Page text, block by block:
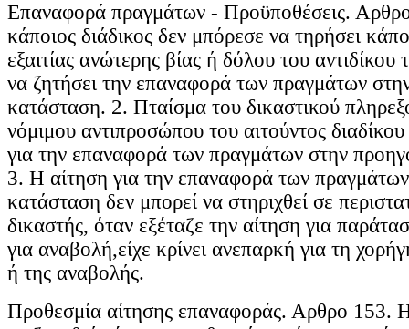
Επαναφορά πραγμάτων - Προϋποθέσεις.
κάποιος διάδικος δεν μπόρεσε να τηρήσει
εξαιτίας ανώτερης βίας ή δόλου του αντιδίκου
να ζητήσει την επαναφορά των πραγμάτων
κατάσταση. 2. Πταίσμα του δικαστικού
νόμιμου αντιπροσώπου του αιτούντος
για την επαναφορά των πραγμάτων στην
3. Η αίτηση για την επαναφορά των
κατάσταση δεν μπορεί να στηριχθεί σε
δικαστής, όταν εξέταζε την αίτηση για
για αναβολή,είχε κρίνει ανεπαρκή για τη
ή της αναβολής.
Προθεσμία αίτησης επαναφοράς. Αρθρο 153.